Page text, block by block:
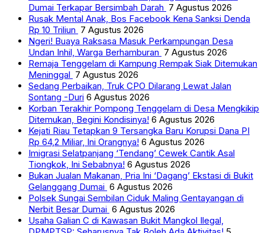
Dumai Terkapar Bersimbah Darah 7 Agustus 2026
Rusak Mental Anak, Bos Facebook Kena Sanksi Denda
Rp 10 Triliun 7 Agustus 2026
Ngeri! Buaya Raksasa Masuk Perkampungan Desa
Undan Inhil, Warga Berhamburan 7 Agustus 2026
Remaja Tenggelam di Kampung Rempak Siak Ditemukan
Meninggal 7 Agustus 2026
Sedang Perbaikan, Truk CPO Dilarang Lewat Jalan
Sontang -Duri 6 Agustus 2026
Korban Terakhir Pompong Tenggelam di Desa Mengkikip
Ditemukan, Begini Kondisinya! 6 Agustus 2026
Kejati Riau Tetapkan 9 Tersangka Baru Korupsi Dana PI
Rp 64,2 Miliar, Ini Orangnya! 6 Agustus 2026
Imigrasi Selatpanjang ‘Tendang’ Cewek Cantik Asal
Tiongkok, Ini Sebabnya! 6 Agustus 2026
Bukan Jualan Makanan, Pria Ini ‘Dagang’ Ekstasi di Bukit
Gelanggang Dumai 6 Agustus 2026
Polsek Sungai Sembilan Ciduk Maling Gentayangan di
Nerbit Besar Dumai 6 Agustus 2026
Usaha Galian C di Kawasan Bukit Mangkol Ilegal,